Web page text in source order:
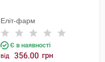
Еліт-фарм
Є в наявності
від 356.00 грн